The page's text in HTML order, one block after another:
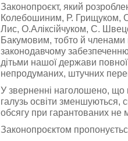
Законопроєкт, який
Колебошиним, Р. Грищуком,
Лис, О.Аліксійчуком, С.
Бакумовим, тобто й членами
законодавчому
дітьми нашої держави повної
непродуманих, штучних
У зверненні наголошено, що
галузь освіти зменшуються,
обсягу при гарантованих не
Законопроєктом